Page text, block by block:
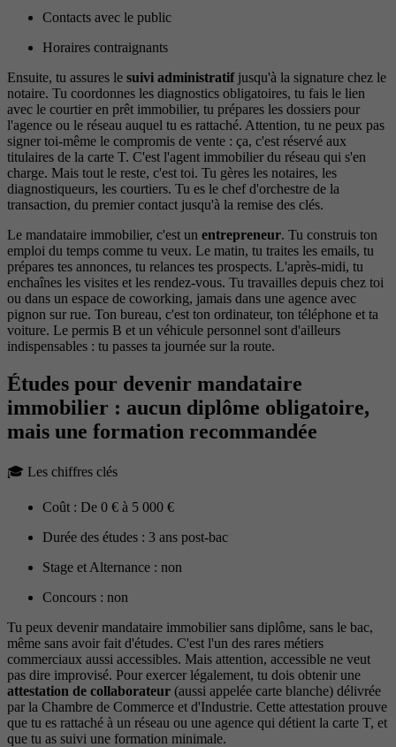
Contacts avec le public
Horaires contraignants
Ensuite, tu assures le suivi administratifjusqu'à la signature chez le
notaire. Tu coordonnes les diagnostics obligatoires, tu fais le lien
avec le courtier en prêt immobilier, tu prépares les dossiers pour
l'agence ou le réseau auquel tu es rattaché. Attention, tu ne peux pas
signer toi-même le compromis de vente : ça, c'est réservé aux
titulaires de la carte T. C'est l'agent immobilier du réseau qui s'en
charge. Mais tout le reste, c'est toi. Tu gères les notaires, les
diagnostiqueurs, les courtiers. Tu es le chef d'orchestre de la
transaction, du premier contact jusqu'à la remise des clés.
Le mandataire immobilier, c'est un entrepreneur. Tu construis ton
emploi du temps comme tu veux. Le matin, tu traites les emails, tu
prépares tes annonces, tu relances tes prospects. L'après-midi, tu
enchaînes les visites et les rendez-vous. Tu travailles depuis chez toi
ou dans un espace de coworking, jamais dans une agence avec
pignon sur rue. Ton bureau, c'est ton ordinateur, ton téléphone et ta
voiture. Le permis B et un véhicule personnel sont d'ailleurs
indispensables : tu passes ta journée sur la route.
Études pour devenir mandataire
immobilier : aucun diplôme obligatoire,
mais une formation recommandée
🎓 Les chiffres clés
Coût : De 0 € à 5 000 €
Durée des études : 3 ans post-bac
Stage et Alternance : non
Concours : non
Tu peux devenir mandataire immobilier sans diplôme, sans le bac,
même sans avoir fait d'études. C'est l'un des rares métiers
commerciaux aussi accessibles. Mais attention, accessible ne veut
pas dire improvisé. Pour exercer légalement, tu dois obtenir une
attestation de collaborateur (aussi appelée carte blanche) délivrée
par la Chambre de Commerce et d'Industrie. Cette attestation prouve
que tu es rattaché à un réseau ou une agence qui détient la carte T, et
que tu as suivi une formation minimale.